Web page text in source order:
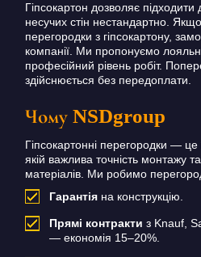
Гіпсокартон дозволяє
несучих стін нестандартно. Якщо
перегородки з гіпсокартону,
компанії. Ми пропонуємо
професійний рівень робіт.
здійснюється без передоплати.
Чому NSDgroup
Гіпсокартонні перегородки — це
якій важлива точність монтажу
матеріалів. Ми робимо
Гарантіяна конструкцію.
Прямі контракти з Knauf,
— економія 15–20%.